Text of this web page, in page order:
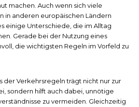
machen. Auch wenn sich viele
in anderen europäischen Ländern
einige Unterschiede, die im Alltag
Gerade bei der Nutzung eines
die wichtigsten Regeln im Vorfeld zu
der Verkehrsregeln trägt nicht nur zur
sondern hilft auch dabei, unnötige
zu vermeiden. Gleichzeitig